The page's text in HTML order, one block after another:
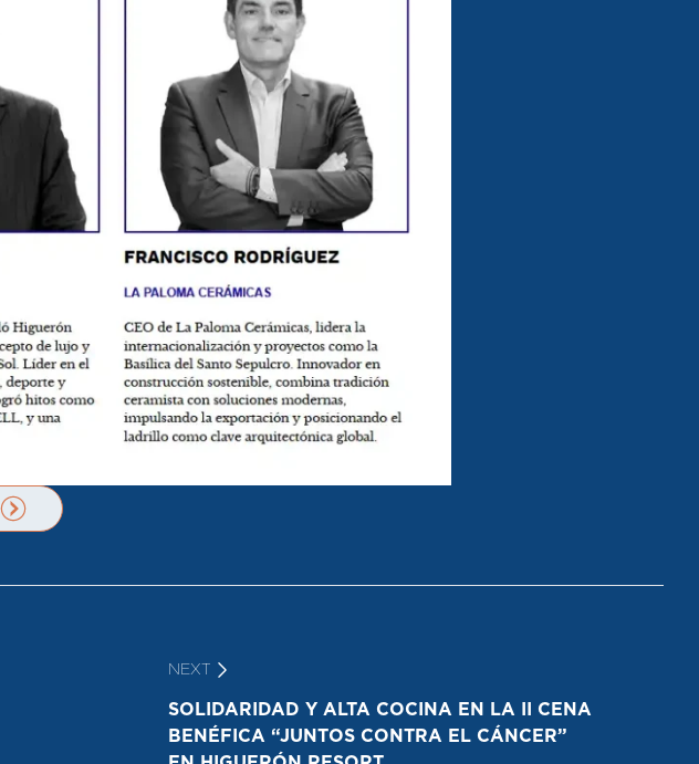
NEXT:
NEXT
SOLIDARIDAD Y ALTA COCINA EN LA II CENA
BENÉFICA “JUNTOS CONTRA EL CÁNCER”